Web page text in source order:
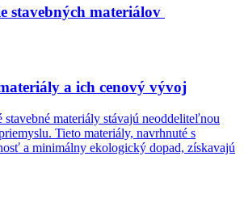
stavebných materiálov
a ich cenový vývoj
stavebné materiály stávajú neoddeliteľnou
Tieto materiály, navrhnuté s
a minimálny ekologický dopad, získavajú